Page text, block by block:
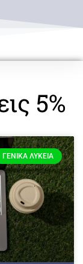
5%
ΓΕΝΙΚΆ ΛΎΚΕΙΑ